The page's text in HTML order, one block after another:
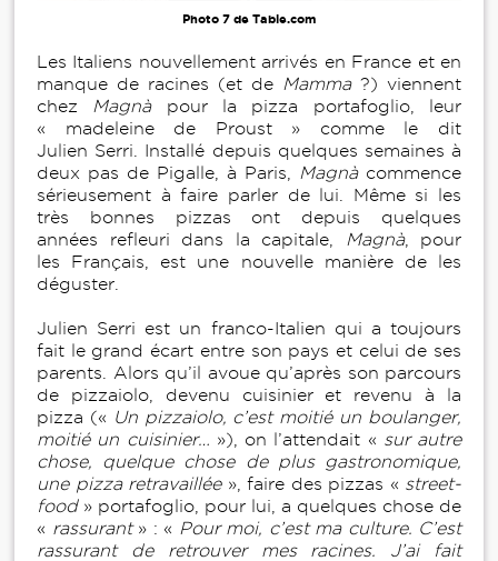
Photo 7 de Table.com
Les Italiens nouvellement arrivés en France et en
manque de racines (et de Mamma?) viennent
chez Magnàpour la pizza portafoglio, leur
« madeleine de Proust » comme le dit
Julien Serri. Installé depuis quelques semaines à
deux pas de Pigalle, à Paris,
Magnàcommence
sérieusement à faire parler de lui. Même si les
très bonnes pizzas ont depuis quelques
années refleuri dans la capitale,
Magnà, pour
les Français, est une nouvelle manière de les
déguster.
Julien Serri est un franco-Italien qui a toujours
fait le grand écart entre son pays et celui de ses
parents. Alors qu’il avoue qu’après son parcours
de pizzaiolo, devenu cuisinier et revenu à la
pizza (« Un pizzaiolo, c’est moitié un boulanger,
moitié un cuisinier… »), on l’attendait « sur autre
chose, quelque chose de plus gastronomique,
une pizza retravaillée», faire des pizzas « street-
food» portafoglio, pour lui, a quelques chose de
« rassurant » : « Pour moi, c’est ma culture. C’est
rassurant de retrouver mes racines. J’ai fait